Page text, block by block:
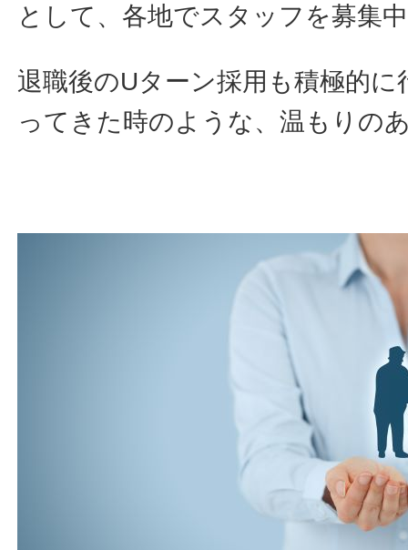
として、各地でスタッフを募集
退職後のUターン採用も積極的
ってきた時のような、温もりの